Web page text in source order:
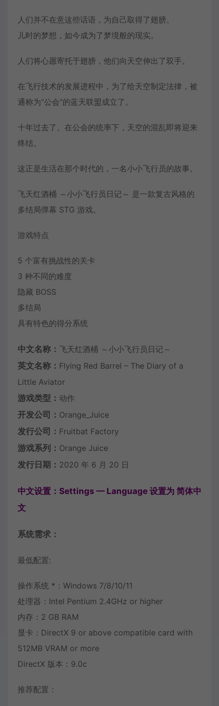
人们并不在意这些话语，为自己取得了翅膀。
儿时的梦想，如今成为了梦境般的现实。
人们将心愿寄托于翅膀，他们向天空伸出了双手。
在飞行技术的发展进程中，为了给天空制定法律，被
通称为“公会”的蓝天联盟成立了。
十年过去了。在公会的统率下，天空的混乱即将迎来
终结。
这正是生活在那个时代的，一名小小飞行员的故事。
飞天红酒桶 ～小小飞行员日记～ 是一款复古风格的
多结局弹幕 STG 游戏。
游戏特点
5 个富有挑战性的关卡
3 种不同的难度
隐藏 BOSS
多结局
具有特色的得分系统
中文名称： 飞天红酒桶 ～小小飞行员日记～
英文名称： Flying Red Barrel – The Diary of a
Little Aviator
游戏类型： 动作
开发公司： Orange_Juice
发行公司： Fruitbat Factory
游戏系列： Orange Juice
发行日期： 2020 年 6 月 20 日
中文设置：Settings — Language 设置为 简体中
文
系统需求：
最低配置:
操作系统 *：Windows 7/8/10/11
处理器：Intel Pentium 2.4GHz or higher
内存：2 GB RAM
显卡：DirectX 9 or above compatible card with
512MB VRAM or more
DirectX 版本：9.0c
推荐配置：